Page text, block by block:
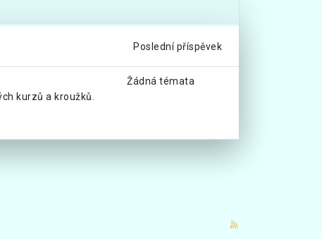
Poslední příspěvek
kurzů a kroužků.
Žádná témata